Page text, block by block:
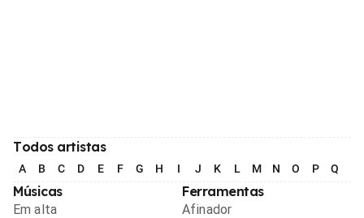
Todos artistas
A B C D E F G H I J K L M N O P Q
Músicas
Em alta
Ferramentas
Afinador